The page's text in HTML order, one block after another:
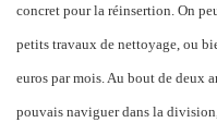
concret pour la réinsertion. On
petits travaux de nettoyage, ou
euros par mois. Au bout de deux
pouvais naviguer dans la